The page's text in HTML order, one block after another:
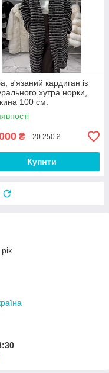
в'язаний кардиган із
хутра норки,
100 см.
₴ 20 250 ₴
Купити